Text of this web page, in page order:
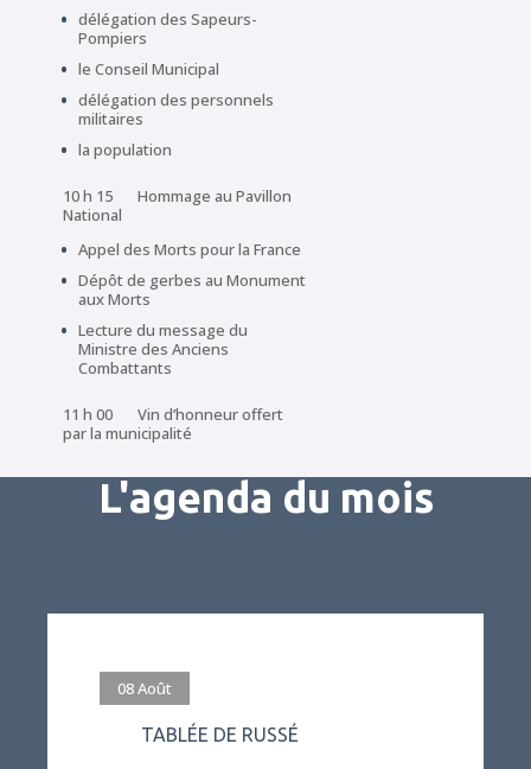
délégation des Sapeurs-
Pompiers
le Conseil Municipal
délégation des personnels
militaires
la population
10 h 15 Hommage au Pavillon
National
Appel des Morts pour la France
Dépôt de gerbes au Monument
aux Morts
Lecture du message du
Ministre des Anciens
Combattants
11 h 00 Vin d’honneur offert
par la municipalité
L'agenda du mois
08Août
TABLÉE DE RUSSÉ